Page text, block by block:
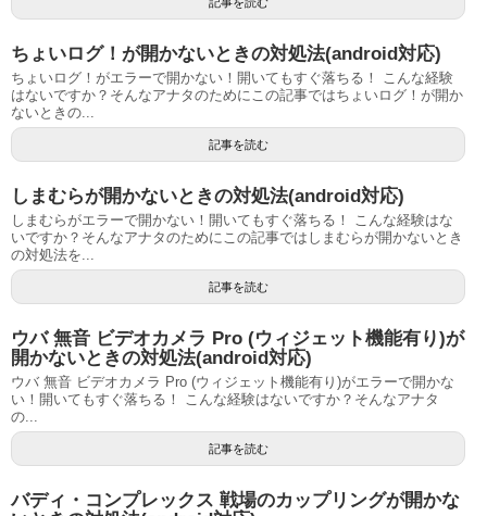
ちょいログ！が開かないときの対処法(android対応)
ちょいログ！がエラーで開かない！開いてもすぐ落ちる！ こんな経験
はないですか？そんなアナタのためにこの記事ではちょいログ！が開か
ないときの...
記事を読む
しまむらが開かないときの対処法(android対応)
しまむらがエラーで開かない！開いてもすぐ落ちる！ こんな経験はな
いですか？そんなアナタのためにこの記事ではしまむらが開かないとき
の対処法を...
記事を読む
ウバ 無音 ビデオカメラ Pro (ウィジェット機能有り)が
開かないときの対処法(android対応)
ウバ 無音 ビデオカメラ Pro (ウィジェット機能有り)がエラーで開かな
い！開いてもすぐ落ちる！ こんな経験はないですか？そんなアナタ
の...
記事を読む
バディ・コンプレックス 戦場のカップリングが開かな